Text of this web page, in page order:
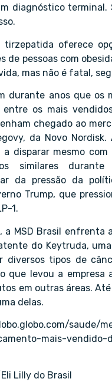
diagnóstico terminal.
tirzepatida oferece
de pessoas com
mas não é fatal,
durante anos que os
os mais
chegado ao
da Novo Nordisk.
disparar mesmo com
similares
da pressão da
Trump, que
1.
a MSD Brasil enfrenta
do Keytruda,
diversos tipos de
que levou a empresa
em outras áreas.
delas.
saude/
mais-vendido-
Lilly do Brasil